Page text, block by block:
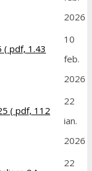
2026
( pdf, 1.43
10
feb.
2026
( pdf, 112
22
ian.
2026
22